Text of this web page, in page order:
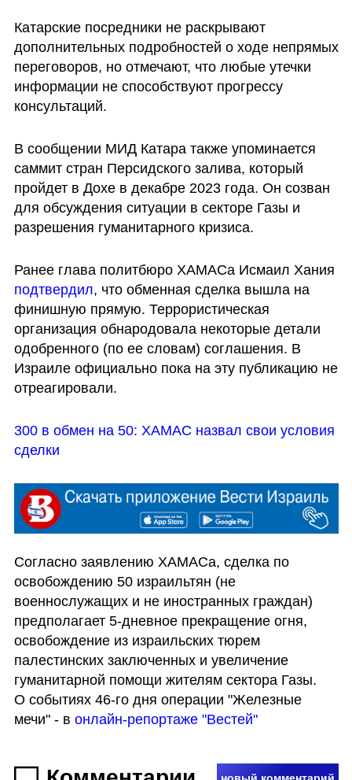
Катарские посредники не раскрывают
дополнительных подробностей о ходе непрямых
переговоров, но отмечают, что любые утечки
информации не способствуют прогрессу
консультаций.
В сообщении МИД Катара также упоминается
саммит стран Персидского залива, который
пройдет в Дохе в декабре 2023 года. Он созван
для обсуждения ситуации в секторе Газы и
разрешения гуманитарного кризиса.
подтвердил, что обменная сделка вышла на
финишную прямую. Террористическая
организация обнародовала некоторые детали
одобренного (по ее словам) соглашения. В
Израиле официально пока на эту публикацию не
отреагировали.
300 в обмен на 50: ХАМАС назвал свои условия
сделки
Согласно заявлению ХАМАСа, сделка по
освобождению 50 израильтян (не
военнослужащих и не иностранных граждан)
предполагает 5-дневное прекращение огня,
освобождение из израильских тюрем
палестинских заключенных и увеличение
гуманитарной помощи жителям сектора Газы.
О событиях 46-го дня операции "Железные
мечи" - в онлайн-репортаже "Вестей"